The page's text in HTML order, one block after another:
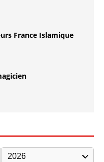
France Islamique